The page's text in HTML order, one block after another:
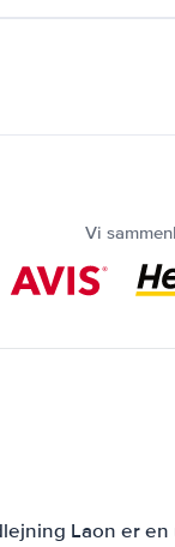
Vi
Laon er